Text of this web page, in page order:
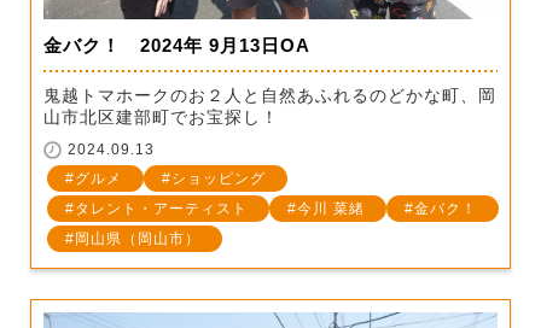
金バク！ 2024年 9月13日OA
鬼越トマホークのお２人と自然あふれるのどかな町、岡
山市北区建部町でお宝探し！
2024.09.13
グルメ
ショッピング
タレント・アーティスト
今川 菜緒
金バク！
岡山県（岡山市）